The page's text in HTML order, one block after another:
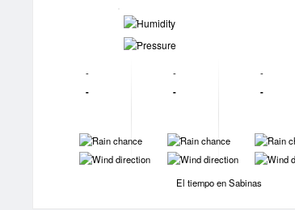
-
-
-
-
-
-
-
-
-
-
-
-
-
-
El tiempo en Sabinas